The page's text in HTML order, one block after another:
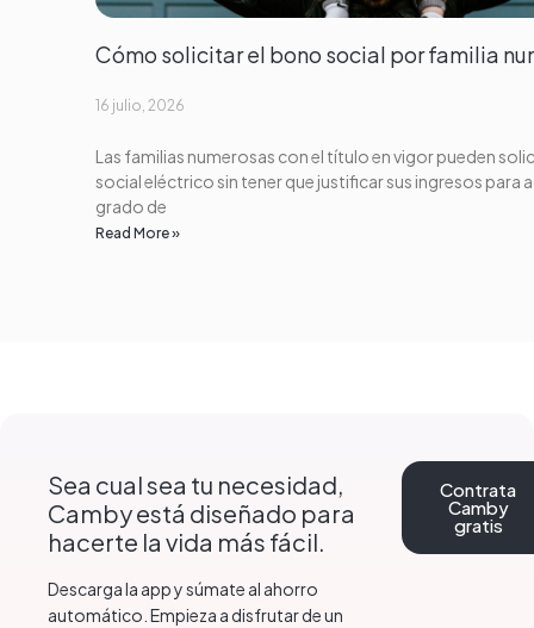
Cómo solicitar el bono social por familia
16 julio, 2026
Las familias numerosas con el título en vigor pueden
social eléctrico sin tener que justificar sus ingresos para
grado de
Read More »
Sea cual sea tu necesidad,
Camby está diseñado para
hacerte la vida más fácil.
Descarga la app y súmate al ahorro
automático. Empieza a disfrutar de un
Contrata
Camby
gratis